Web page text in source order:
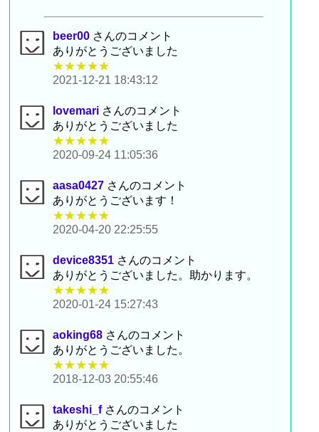
beer00 さんのコメント
ありがとうございました
★★★★★
2021-12-21 18:43:12
lovemari さんのコメント
ありがとうございました
★★★★★
2020-09-24 11:05:36
aasa0427 さんのコメント
ありがとうございます！
★★★★★
2020-04-20 22:25:55
device8351 さんのコメント
ありがとうございました。助かります。
★★★★★
2020-01-24 15:27:43
aoking68 さんのコメント
ありがとうございました。
★★★★★
2018-12-03 20:55:46
takeshi_fさんのコメント
ありがとうございました